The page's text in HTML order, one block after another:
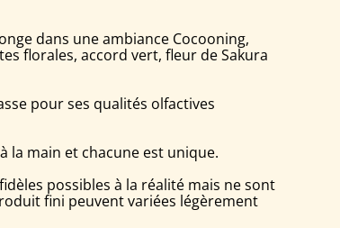
dans une ambiance Cocooning,
florales, accord vert, fleur de Sakura
pour ses qualités olfactives
la main et chacune est unique.
possibles à la réalité mais ne sont
fini peuvent variées légèrement